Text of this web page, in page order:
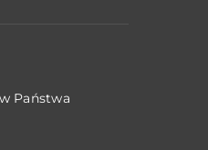
Państwa